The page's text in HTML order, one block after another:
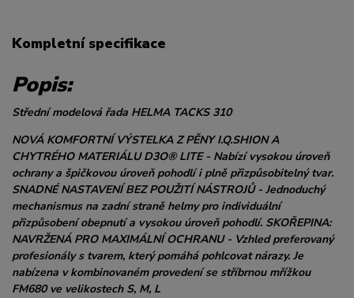
Kompletní specifikace
Popis:
Střední modelová řada HELMA TACKS 310
NOVÁ KOMFORTNÍ VÝSTELKA Z PĚNY I.Q.SHION A
CHYTRÉHO MATERIÁLU D3O® LITE - Nabízí vysokou úroveň
ochrany a špičkovou úroveň pohodlí i plně přizpůsobitelný tvar.
SNADNÉ NASTAVENÍ BEZ POUŽITÍ NÁSTROJŮ - Jednoduchý
mechanismus na zadní straně helmy pro individuální
přizpůsobení obepnutí a vysokou úroveň pohodlí. SKOŘEPINA:
NAVRŽENÁ PRO MAXIMÁLNÍ OCHRANU - Vzhled preferovaný
profesionály s tvarem, který pomáhá pohlcovat nárazy. Je
nabízena v kombinovaném provedení se stříbrnou mřížkou
FM680 ve velikostech S, M, L